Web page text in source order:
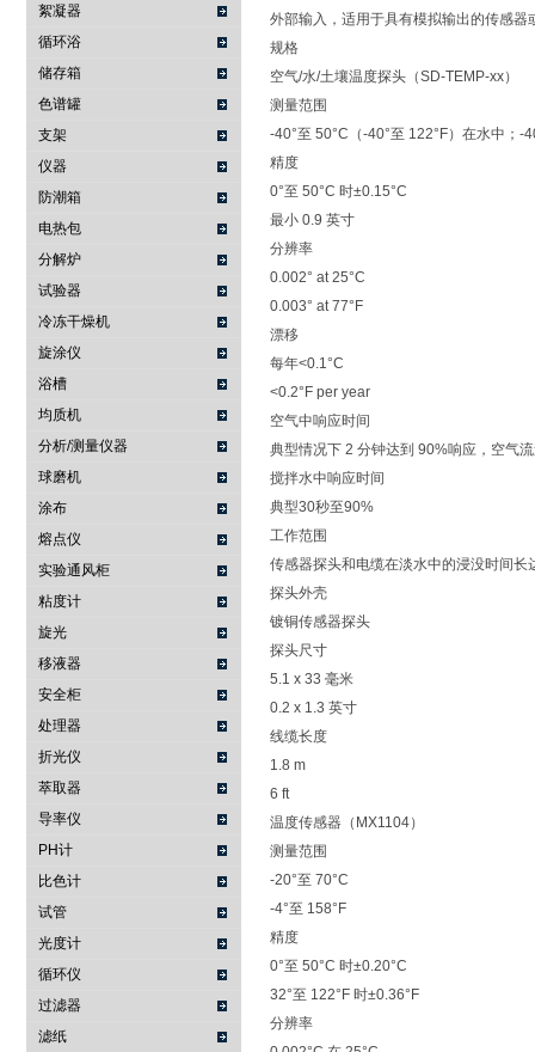
絮凝器
循环浴
储存箱
色谱罐
支架
仪器
防潮箱
电热包
分解炉
试验器
冷冻干燥机
旋涂仪
浴槽
均质机
分析/测量仪器
球磨机
涂布
熔点仪
实验通风柜
粘度计
旋光
移液器
安全柜
处理器
折光仪
萃取器
导率仪
PH计
比色计
试管
光度计
循环仪
过滤器
滤纸
外部输入，适用于具有模拟输出的传感
规格
空气/水/土壤温度探头（SD-TEMP-xx）
测量范围
-40°至 50°C（-40°至 122°F）在水中；-
精度
0°至 50°C 时±0.15°C
最小 0.9 英寸
分辨率
0.002° at 25°C
0.003° at 77°F
漂移
每年<0.1°C
<0.2°F per year
空气中响应时间
典型情况下 2 分钟达到 90%响应，空气
搅拌水中响应时间
典型30秒至90%
工作范围
传感器探头和电缆在淡水中的浸没时间长
探头外壳
镀铜传感器探头
探头尺寸
5.1 x 33 毫米
0.2 x 1.3 英寸
线缆长度
1.8 m
6 ft
温度传感器（MX1104）
测量范围
-20°至 70°C
-4°至 158°F
精度
0°至 50°C 时±0.20°C
32°至 122°F 时±0.36°F
分辨率